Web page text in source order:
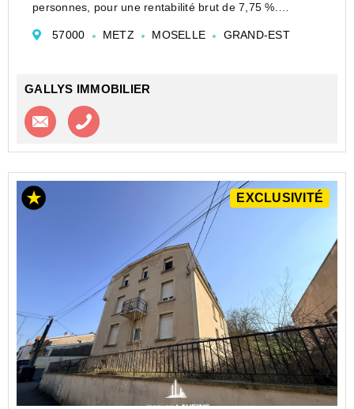
personnes, pour une rentabilité brut de 7,75 %.
de l'université et du centre ville, ce lot de copr...
57000 METZ MOSELLE GRAND-EST
GALLYS IMMOBILIER
Contacter l'agence
EXCLUSIVITÉ